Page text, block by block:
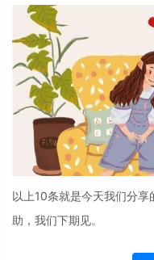
以上10条就是今天我们分
助，我们下期见。